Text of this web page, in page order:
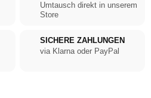
Umtausch direkt in unserem
Store
SICHERE ZAHLUNGEN
via Klarna oder PayPal